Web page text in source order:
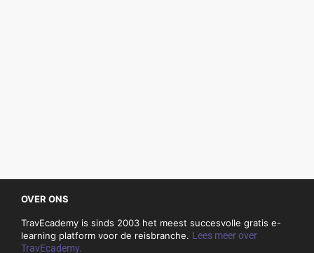
OVER ONS
TravEcademy is sinds 2003 het meest succesvolle gratis e-
learning platform voor de reisbranche. Lees meer over
TravEcademy.